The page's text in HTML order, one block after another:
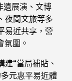
遺展演、文博
夜間文旅等多
易近共享，營
氛圍。
“當局補貼、
元惠平易近體